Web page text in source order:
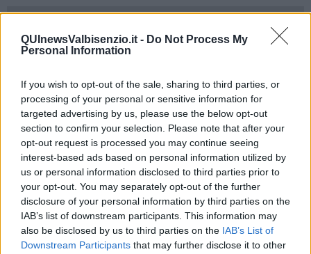
QUInewsValbisenzio.it - Do Not Process My
Personal Information
If you wish to opt-out of the sale, sharing to third parties, or
processing of your personal or sensitive information for
targeted advertising by us, please use the below opt-out
section to confirm your selection. Please note that after your
opt-out request is processed you may continue seeing
interest-based ads based on personal information utilized by
us or personal information disclosed to third parties prior to
your opt-out. You may separately opt-out of the further
disclosure of your personal information by third parties on the
IAB’s list of downstream participants. This information may
also be disclosed by us to third parties on the IAB’s List of
Downstream Participants that may further disclose it to other
Nel riquadro giallo la colonna di fumo nel momento in cui è stata
rilevata dall'intelligenza artificiale